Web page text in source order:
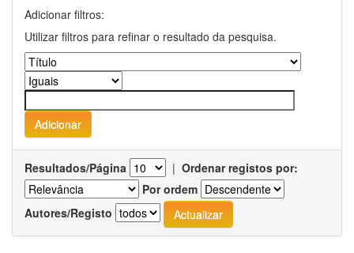
Adicionar filtros:
Utilizar filtros para refinar o resultado da pesquisa.
Resultados/Página | Ordenar registos por:
Por ordem
Autores/Registo